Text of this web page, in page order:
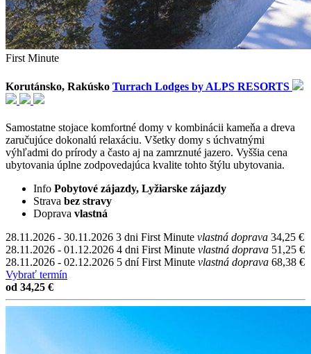
First Minute
Korutánsko, Rakúsko Turrach Lodges by ALPS RESORTS
Samostatne stojace komfortné domy v kombinácii kameňa a dreva
zaručujúce dokonalú relaxáciu. Všetky domy s úchvatnými
výhľadmi do prírody a často aj na zamrznuté jazero. Vyššia cena
ubytovania úplne zodpovedajúca kvalite tohto štýlu ubytovania.
Info Pobytové zájazdy, Lyžiarske zájazdy
Strava bez stravy
Doprava vlastná
28.11.2026 - 30.11.2026 3 dni First Minute vlastná doprava 34,25 €
28.11.2026 - 01.12.2026 4 dni First Minute vlastná doprava 51,25 €
28.11.2026 - 02.12.2026 5 dní First Minute vlastná doprava 68,38 €
Vybrať termín
od 34,25 €